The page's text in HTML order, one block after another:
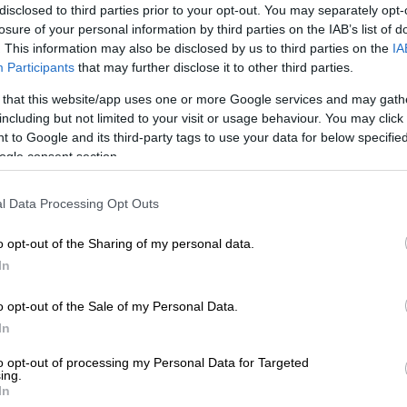
to third parties prior to your opt-out. You may separately
of your personal information by third parties on the IAB’s list of
This information may also be disclosed by us to third parties on the
Participants that may further disclose it to other third parties.
that this website/app uses one or more Google services and may
but not limited to your visit or usage behaviour. You may
to Google and its third-party tags to use your data for below
consent section.
Data Processing Opt Outs
opt-out of the Sharing of my personal data.
opt-out of the Sale of my Personal Data.
opt-out of processing my Personal Data for Targeted
βρεθεί πολλές φορές στο στόχαστρο
περιβόητο ματς του
διαιτησίας .
από τους οποίους λείπει το όνομα
Είναι οι Ανδρέας Γκάμαρης
Κωνσταντίνος Τσέτσιλας
Παναγιώτης Κουκούλας (Λέσβου),